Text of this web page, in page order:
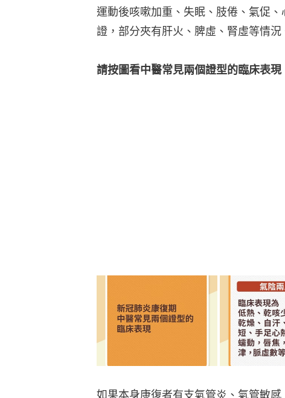
運動後咳嗽加重、失眠、肢倦、氣促
證，部分夾有肝火、脾虛、腎虛等情況
請按圖看中醫常見兩個證型的臨床表現
如果本身康復者有支氣管炎、氣管敏